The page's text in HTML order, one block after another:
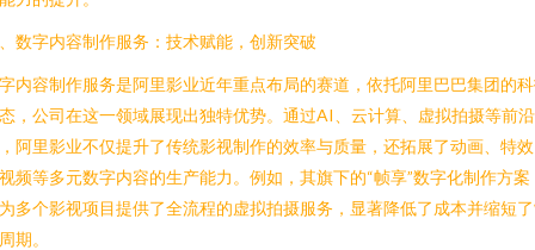
数字内容制作服务：技术赋能，创新突破
内容制作服务是阿里影业近年重点布局的赛道，依托阿里巴巴集团的
，公司在这一领域展现出独特优势。通过AI、云计算、虚拟拍摄等前
阿里影业不仅提升了传统影视制作的效率与质量，还拓展了动画、特
频等多元数字内容的生产能力。例如，其旗下的“帧享”数字化制作方案
多个影视项目提供了全流程的虚拟拍摄服务，显著降低了成本并缩短
期。